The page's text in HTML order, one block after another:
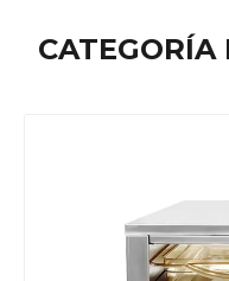
CATEGORÍA